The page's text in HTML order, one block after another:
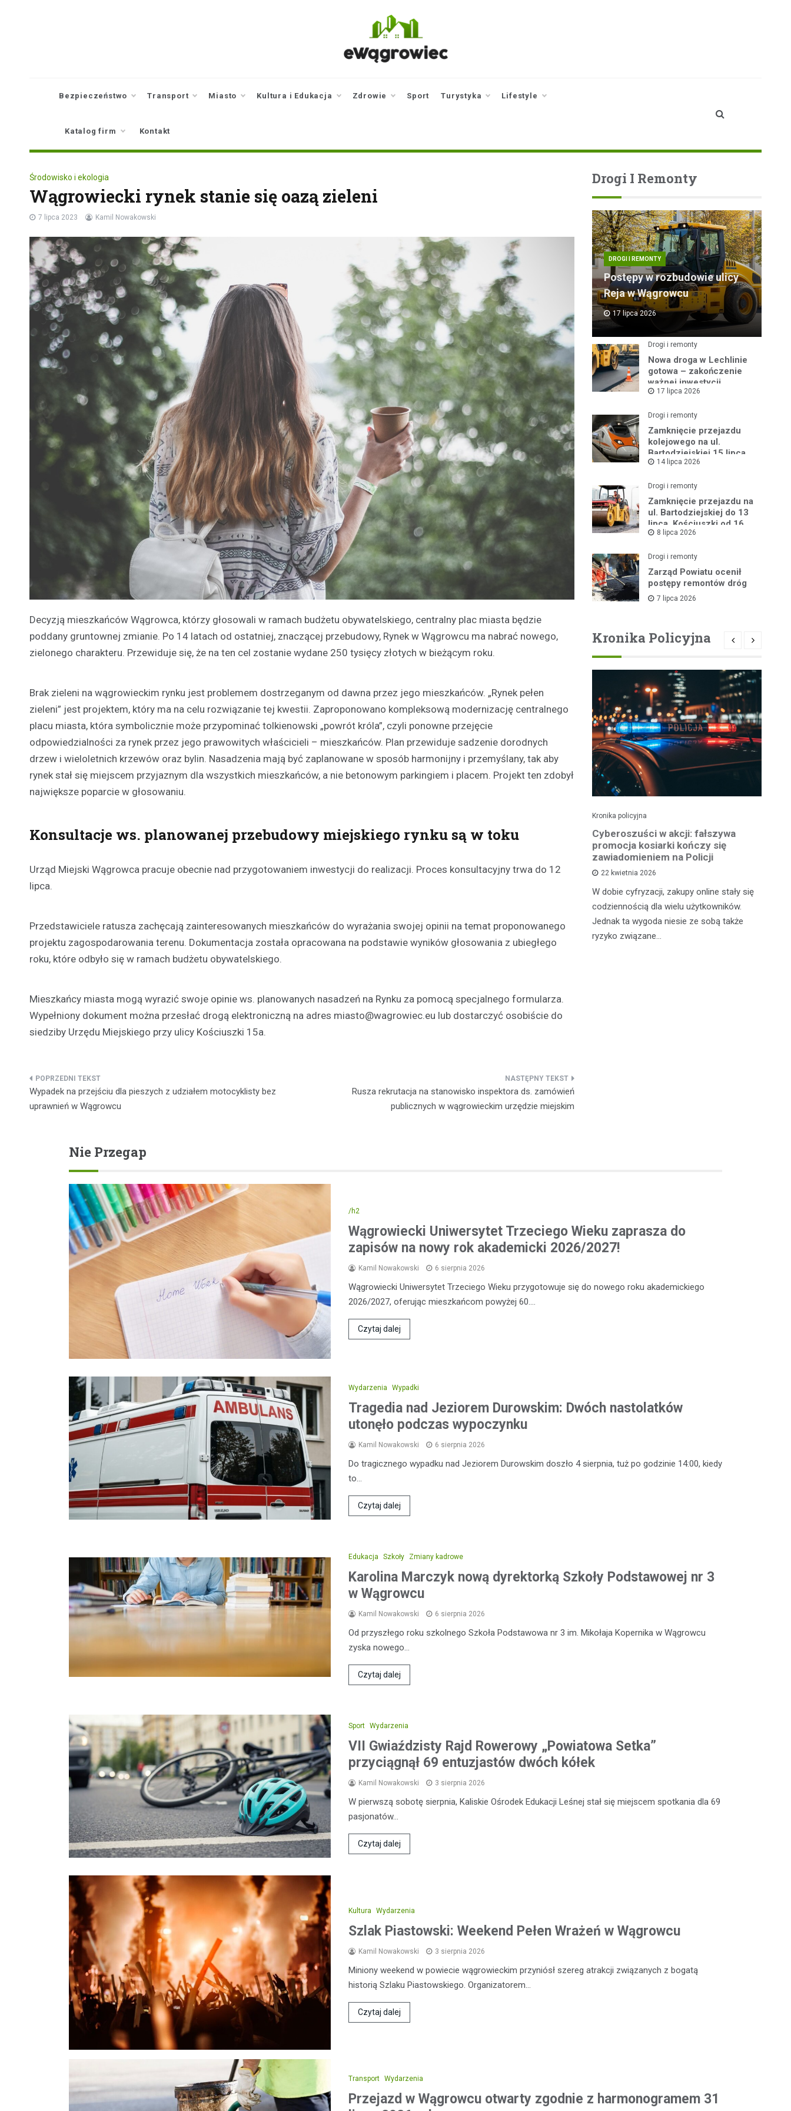
Bezpieczeństwo Transport Miasto Kultura i Edukacja Zdrowie Sport Turystyka Lifestyle
Katalog firm Kontakt
Środowisko i ekologia
Wągrowiecki rynek stanie się oazą zieleni
7 lipca 2023 Kamil Nowakowski
Decyzją mieszkańców Wągrowca, którzy głosowali w ramach budżetu obywatelskiego, centralny plac miasta będzie
poddany gruntownej zmianie. Po 14 latach od ostatniej, znaczącej przebudowy, Rynek w Wągrowcu ma nabrać nowego,
zielonego charakteru. Przewiduje się, że na ten cel zostanie wydane 250 tysięcy złotych w bieżącym roku.
Brak zieleni na wągrowieckim rynku jest problemem dostrzeganym od dawna przez jego mieszkańców. „Rynek pełen
zieleni” jest projektem, który ma na celu rozwiązanie tej kwestii. Zaproponowano kompleksową modernizację centralnego
placu miasta, która symbolicznie może przypominać tolkienowski „powrót króla”, czyli ponowne przejęcie
odpowiedzialności za rynek przez jego prawowitych właścicieli – mieszkańców. Plan przewiduje sadzenie dorodnych
drzew i wieloletnich krzewów oraz bylin. Nasadzenia mają być zaplanowane w sposób harmonijny i przemyślany, tak aby
rynek stał się miejscem przyjaznym dla wszystkich mieszkańców, a nie betonowym parkingiem i placem. Projekt ten zdobył
największe poparcie w głosowaniu.
Konsultacje ws. planowanej przebudowy miejskiego rynku są w toku
Urząd Miejski Wągrowca pracuje obecnie nad przygotowaniem inwestycji do realizacji. Proces konsultacyjny trwa do 12
lipca.
Przedstawiciele ratusza zachęcają zainteresowanych mieszkańców do wyrażania swojej opinii na temat proponowanego
projektu zagospodarowania terenu. Dokumentacja została opracowana na podstawie wyników głosowania z ubiegłego
roku, które odbyło się w ramach budżetu obywatelskiego.
Mieszkańcy miasta mogą wyrazić swoje opinie ws. planowanych nasadzeń na Rynku za pomocą specjalnego formularza.
Wypełniony dokument można przesłać drogą elektroniczną na adres miasto@wagrowiec.eu lub dostarczyć osobiście do
siedziby Urzędu Miejskiego przy ulicy Kościuszki 15a.
Nawigacja
wpisu
Wypadek na przejściu dla pieszych z udziałem motocyklisty bez
uprawnień w Wągrowcu
Rusza rekrutacja na stanowisko inspektora ds. zamówień
publicznych w wągrowieckim urzędzie miejskim
Drogi I Remonty
DROGI I REMONTY
Postępy w rozbudowie ulicy
Reja w Wągrowcu
17 lipca 2026
Drogi i remonty
Nowa droga w Lechlinie
gotowa – zakończenie
ważnej inwestycji
powiatowej
17 lipca 2026
Drogi i remonty
Zamknięcie przejazdu
kolejowego na ul.
Bartodziejskiej 15 lipca
2026 r.
14 lipca 2026
Drogi i remonty
Zamknięcie przejazdu na
ul. Bartodziejskiej do 13
lipca, Kościuszki od 16
lipca8 lipca 2026
Drogi i remonty
Zarząd Powiatu ocenił
postępy remontów dróg
7 lipca 2026
Kronika Policyjna
Recydywista za kratkami: Sąd ukarał
nieodpowiedzialnego kierowcę
miało miejsce podczas rutynowej kontroli
drogowej przeprowadzanej…
Kronika policyjna
Cyberoszuści w akcji: fałszywa
promocja kosiarki kończy się
zawiadomieniem na Policji
22 kwietnia 2026
W dobie cyfryzacji, zakupy online stały się
codziennością dla wielu użytkowników.
Jednak ta wygoda niesie ze sobą także
ryzyko związane…
Nie Przegap
/h2
Wągrowiecki Uniwersytet Trzeciego Wieku zaprasza do
zapisów na nowy rok akademicki 2026/2027!
Kamil Nowakowski 6 sierpnia 2026
Wągrowiecki Uniwersytet Trzeciego Wieku przygotowuje się do nowego roku akademickiego
2026/2027, oferując mieszkańcom powyżej 60.…
Czytaj dalej
Wydarzenia Wypadki
Tragedia nad Jeziorem Durowskim: Dwóch nastolatków
utonęło podczas wypoczynku
Kamil Nowakowski 6 sierpnia 2026
Do tragicznego wypadku nad Jeziorem Durowskim doszło 4 sierpnia, tuż po godzinie 14:00, kiedy
to…
Czytaj dalej
Edukacja Szkoły Zmiany kadrowe
Karolina Marczyk nową dyrektorką Szkoły Podstawowej nr 3
w Wągrowcu
Kamil Nowakowski 6 sierpnia 2026
Od przyszłego roku szkolnego Szkoła Podstawowa nr 3 im. Mikołaja Kopernika w Wągrowcu
zyska nowego…
Czytaj dalej
Sport Wydarzenia
VII Gwiaździsty Rajd Rowerowy „Powiatowa Setka”
przyciągnął 69 entuzjastów dwóch kółek
Kamil Nowakowski 3 sierpnia 2026
W pierwszą sobotę sierpnia, Kaliskie Ośrodek Edukacji Leśnej stał się miejscem spotkania dla 69
pasjonatów…
Czytaj dalej
Kultura Wydarzenia
Szlak Piastowski: Weekend Pełen Wrażeń w Wągrowcu
Kamil Nowakowski 3 sierpnia 2026
Miniony weekend w powiecie wągrowieckim przyniósł szereg atrakcji związanych z bogatą
historią Szlaku Piastowskiego. Organizatorem…
Czytaj dalej
Transport Wydarzenia
Przejazd w Wągrowcu otwarty zgodnie z harmonogramem 31